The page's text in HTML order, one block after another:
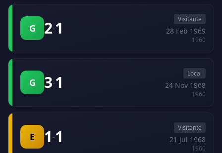
G 2-1 Visitante
28 Feb 1969
1960
G 3-1 Local
24 Nov 1968
1960
E 1 -1 Visitante
21 Jul 1968
1960